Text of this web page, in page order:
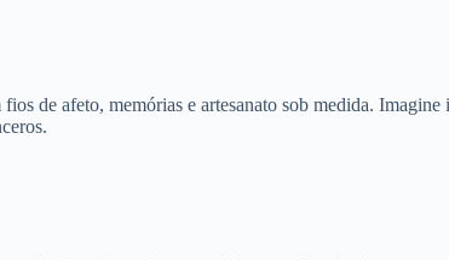
de afeto, memórias e artesanato sob medida.